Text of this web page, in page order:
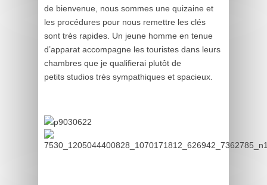
de bienvenue, nous sommes une quizaine et
les procédures pour nous remettre les clés
sont très rapides. Un jeune homme en tenue
d’apparat accompagne les touristes dans leurs
chambres que je qualifierai plutôt de
petits studios très sympathiques et spacieux.